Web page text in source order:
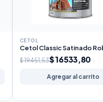
CETOL
Cetol Classic Satinado
$ 19451,53$ 16533,80
Agregar al carrito